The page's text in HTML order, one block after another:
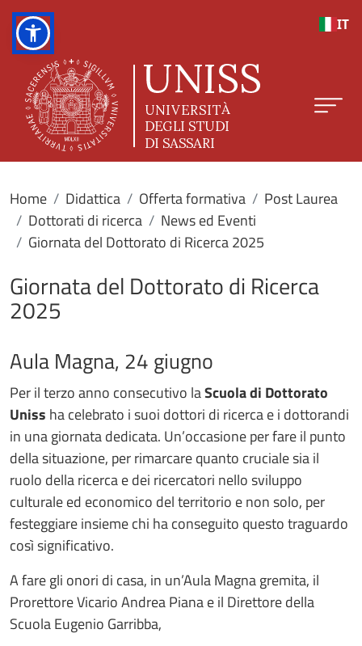
IT
Home Didattica Offerta formativa
Post Laurea
Dottorati di ricerca
News ed Eventi
Giornata del Dottorato di Ricerca 2025
Giornata del Dottorato di Ricerca
2025
Aula Magna, 24 giugno
Per il terzo anno consecutivo laScuola di Dottorato
Uniss ha celebrato i suoi dottori di ricerca e i dottorandi
in una giornata dedicata. Un’occasione per fare il punto
della situazione, per rimarcare quanto cruciale sia il
ruolo della ricerca e dei ricercatori nello sviluppo
culturale ed economico del territorio e non solo, per
festeggiare insieme chi ha conseguito questo traguardo
così significativo.
A fare gli onori di casa, in un’Aula Magna gremita, il
Prorettore Vicario Andrea Piana e il Direttore della
Scuola Eugenio Garribba,